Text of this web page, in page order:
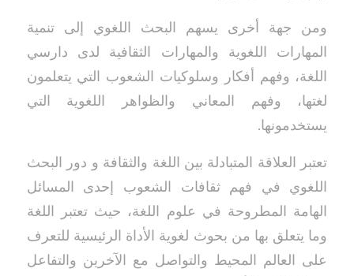
ومن جهة أخرى يسهم البحث اللغوي إلى تنمية
المهارات اللغوية والمهارات الثقافية لدى دارسي
اللغة، وفهم أفكار وسلوكيات الشعوب التي يتعلمون
لغتها، وفهم المعاني والظواهر اللغوية التي
يستخدمونها.
تعتبر العلاقة المتبادلة بين اللغة والثقافة و دور البحث
اللغوي في فهم ثقافات الشعوب إحدى المسائل
الهامة المطروحة في علوم اللغة، حيث تعتبر اللغة
وما يتعلق بها من بحوث لغوية الأداة الرئيسية للتعرف
على العالم المحيط والتواصل مع الآخرين والتفاعل